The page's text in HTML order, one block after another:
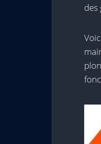
des